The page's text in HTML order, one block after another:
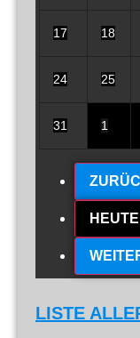
17 18
24 25
31 1
HEUTE
LISTE